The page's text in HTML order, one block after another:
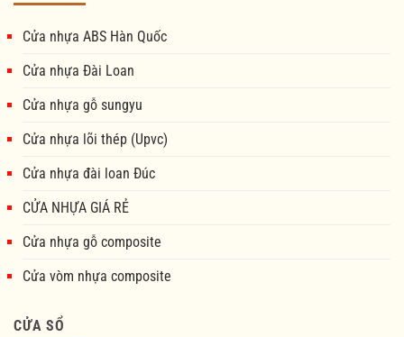
Cửa nhựa ABS Hàn Quốc
Cửa nhựa Đài Loan
Cửa nhựa gỗ sungyu
Cửa nhựa lõi thép (Upvc)
Cửa nhựa đài loan Đúc
CỬA NHỰA GIÁ RẺ
Cửa nhựa gỗ composite
Cửa vòm nhựa composite
CỬA SỔ